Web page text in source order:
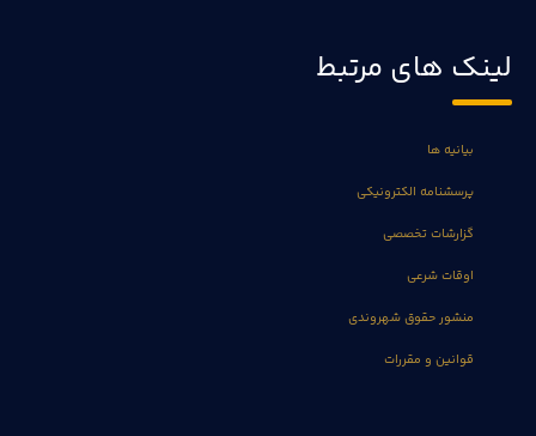
لینک های مرتبط
بیانیه ها
پرسشنامه الکترونیکی
گزارشات تخصصی
اوقات شرعی
منشور حقوق شهروندی
قوانین و مقررات